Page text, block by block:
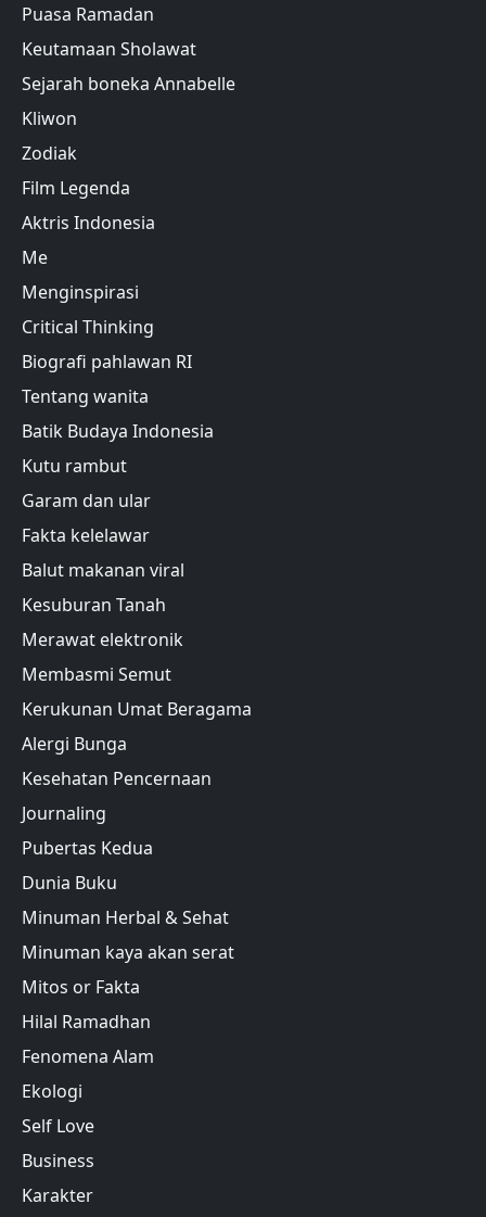
Puasa Ramadan
Keutamaan Sholawat
Sejarah boneka Annabelle
Kliwon
Zodiak
Film Legenda
Aktris Indonesia
Me
Menginspirasi
Critical Thinking
Biografi pahlawan RI
Tentang wanita
Batik Budaya Indonesia
Kutu rambut
Garam dan ular
Fakta kelelawar
Balut makanan viral
Kesuburan Tanah
Merawat elektronik
Membasmi Semut
Kerukunan Umat Beragama
Alergi Bunga
Kesehatan Pencernaan
Journaling
Pubertas Kedua
Dunia Buku
Minuman Herbal & Sehat
Minuman kaya akan serat
Mitos or Fakta
Hilal Ramadhan
Fenomena Alam
Ekologi
Self Love
Business
Karakter